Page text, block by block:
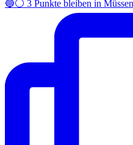
🔵⚪️ 3 Punkte bleiben in